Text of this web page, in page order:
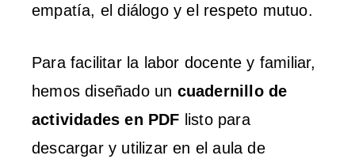
empatía, el diálogo y el respeto mutuo.
Para facilitar la labor docente y familiar,
hemos diseñado un cuadernillo de
actividades en PDF listo para
descargar y utilizar en el aula de